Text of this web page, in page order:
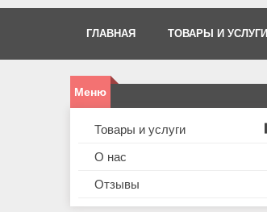
ГЛАВНАЯ ТОВАРЫ И УСЛУГИ
Товары и услуги
О нас
Отзывы